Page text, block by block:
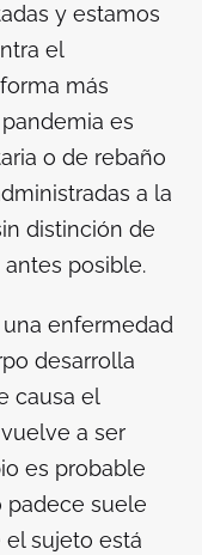
y estamos
el
más
es
o de rebaño
a la
distinción de
posible.
enfermedad
desarrolla
causa el
a ser
es probable
padece suele
sujeto está